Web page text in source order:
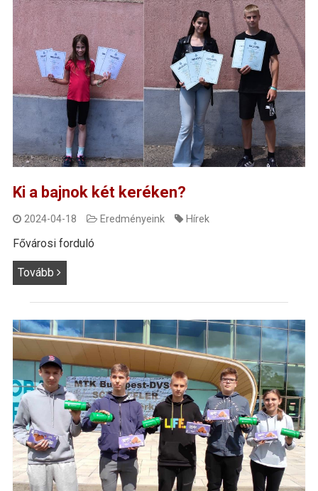
Ki a bajnok két keréken?
2024-04-18 Eredményeink Hírek
Fővárosi forduló
Tovább